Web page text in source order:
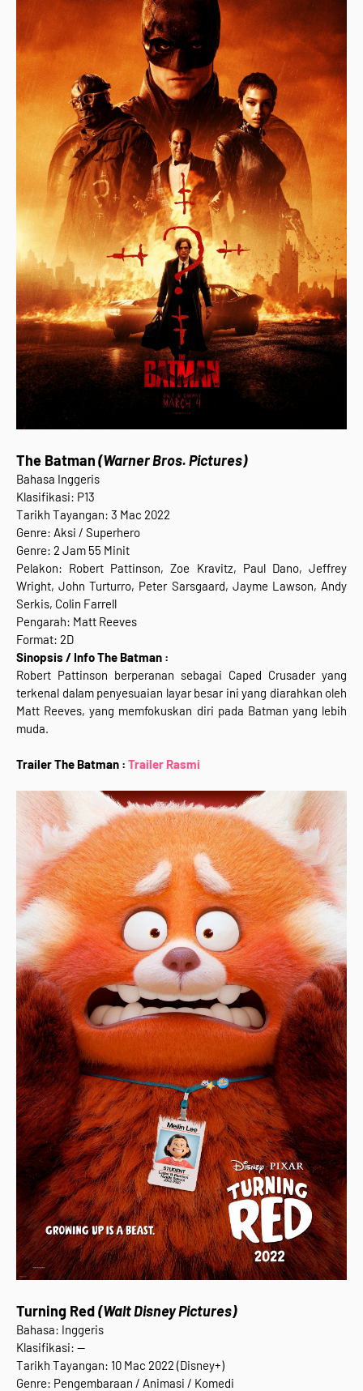
The Batman(Warner Bros. Pictures)
Bahasa Inggeris
Klasifikasi: P13
Tarikh Tayangan: 3 Mac 2022
Genre: Aksi / Superhero
Genre: 2 Jam 55 Minit
Pelakon: Robert Pattinson, Zoe Kravitz, Paul Dano, Jeffrey
Wright, John Turturro, Peter Sarsgaard, Jayme Lawson, Andy
Serkis, Colin Farrell
Pengarah: Matt Reeves
Format: 2D
Sinopsis / Info The Batman :
Robert Pattinson berperanan sebagai Caped Crusader yang
terkenal dalam penyesuaian layar besar ini yang diarahkan oleh
Matt Reeves, yang memfokuskan diri pada Batman yang lebih
muda.
Trailer The Batman : Trailer Rasmi
Turning Red(Walt Disney Pictures)
Bahasa: Inggeris
Klasifikasi: --
Tarikh Tayangan: 10 Mac 2022 (Disney+)
Genre: Pengembaraan / Animasi / Komedi